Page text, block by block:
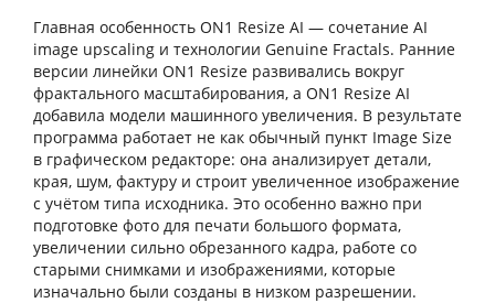
Главная особенность ON1 Resize AI — сочетание AI
image upscaling и технологии Genuine Fractals. Ранние
версии линейки ON1 Resize развивались вокруг
фрактального масштабирования, а ON1 Resize AI
добавила модели машинного увеличения. В результате
программа работает не как обычный пункт Image Size
в графическом редакторе: она анализирует детали,
края, шум, фактуру и строит увеличенное изображение
с учётом типа исходника. Это особенно важно при
подготовке фото для печати большого формата,
увеличении сильно обрезанного кадра, работе со
старыми снимками и изображениями, которые
изначально были созданы в низком разрешении.